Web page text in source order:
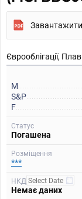
Завантажити
Єврооблігації,
M
S&P
F
Статус
Погашена
Розміщення
***
НКД
Немає даних